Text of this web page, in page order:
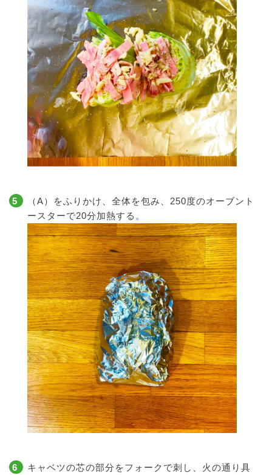
（A）をふりかけ、全体を包み、250度のオーブント
ースターで20分加熱する。
キャベツの芯の部分をフォークで刺し、火の通り具